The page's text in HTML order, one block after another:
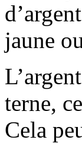
jaune
terne,
Cela